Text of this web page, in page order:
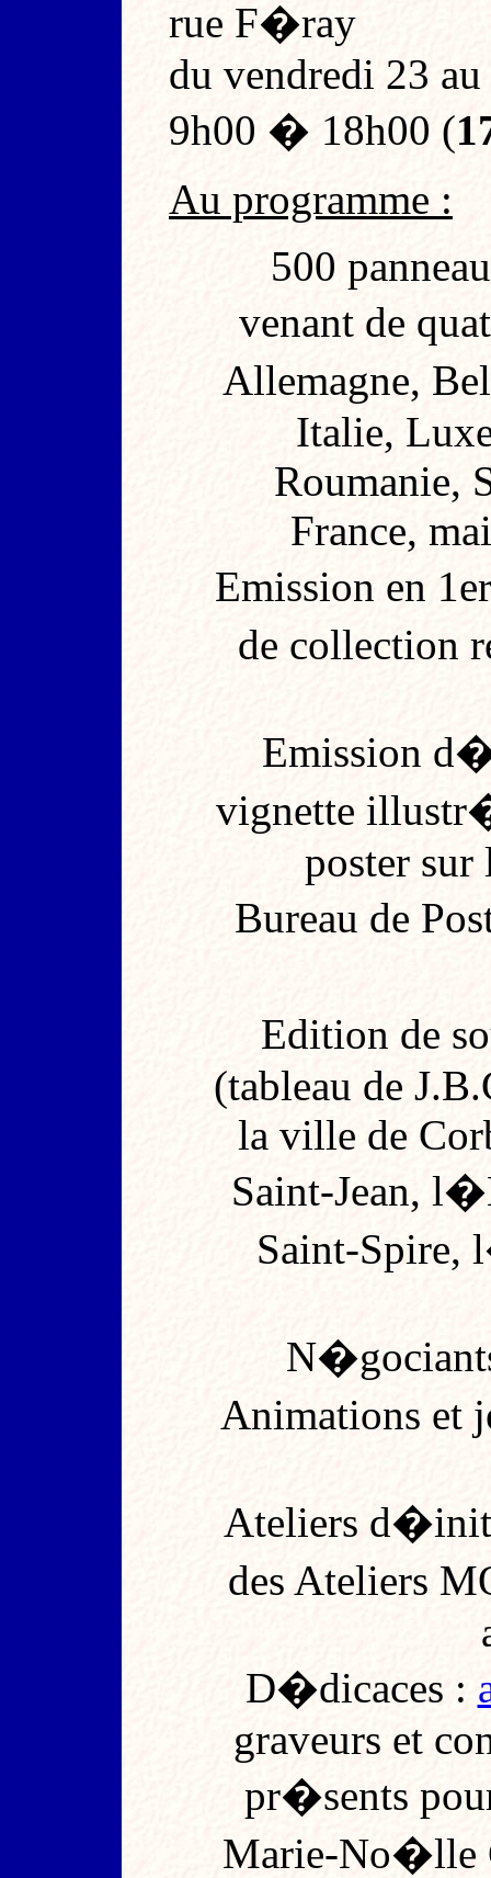
rue F�ray
du vendredi 23
9h00 � 18h00 (
Au programme :
500
venant de
Allemagne,
Italie,
Roumanie,
France,
Emission en
de collection
Emission
vignette
poster sur
Bureau de
Edition de
(tableau de
la ville de
Saint-Jean,
Saint-Spire,
Animations et
Ateliers
des Ateliers
D�dicaces :
graveurs et
pr�sents
Marie-No�lle